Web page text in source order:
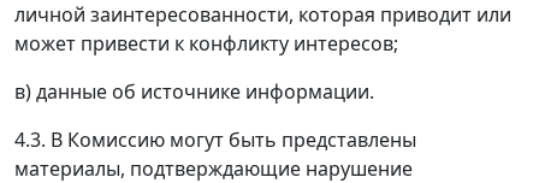
личной заинтересованности, которая приводит или
может привести к конфликту интересов;
в) данные об источнике информации.
4.3. В Комиссию могут быть представлены
материалы, подтверждающие нарушение